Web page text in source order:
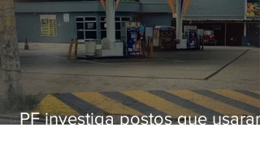
PF investiga postos que usaram